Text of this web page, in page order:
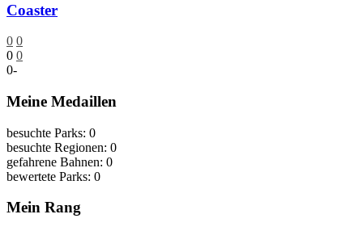
Coaster
0 0
0 0
0-
Meine Medaillen
besuchte Parks: 0
besuchte Regionen: 0
gefahrene Bahnen: 0
bewertete Parks: 0
Mein Rang